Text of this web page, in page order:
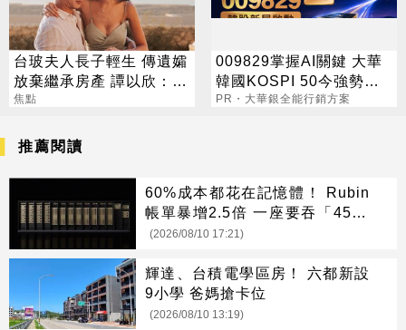
台玻夫人長子輕生 傳遺孀
放棄繼承房產 譚以欣：不
實內容二次傷害
焦點
009829掌握AI關鍵 大華
韓國KOSPI 50今強勢開
募
PR・大華銀全能行銷方案
推薦閱讀
60%成本都花在記憶體！ Rubin
帳單暴增2.5倍 一座要吞「4500
支手機」
(2026/08/10 17:21)
輝達、台積電學區房！ 六都新設
9小學 爸媽搶卡位
(2026/08/10 13:19)